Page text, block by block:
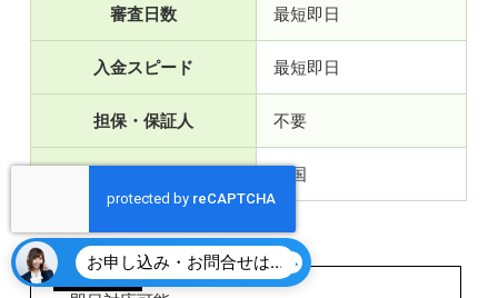
審査日数 最短即日
入金スピード 最短即日
担保・保証人 不要
全国
メリット
お申し込み・お問合せはこちら